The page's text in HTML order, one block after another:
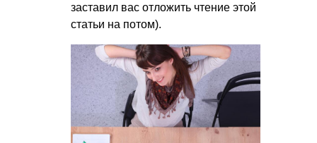
заставил вас отложить чтение этой
статьи на потом).